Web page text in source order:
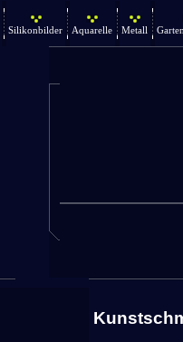
Silikonbilder Aquarelle Metall